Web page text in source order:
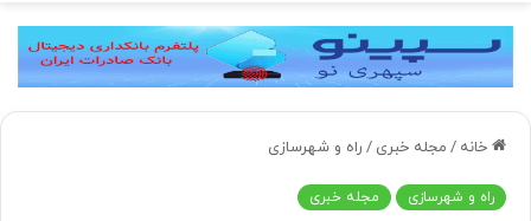
خانه / مجله خبری / راه و شهرسازی
راه و شهرسازی مجله خبری